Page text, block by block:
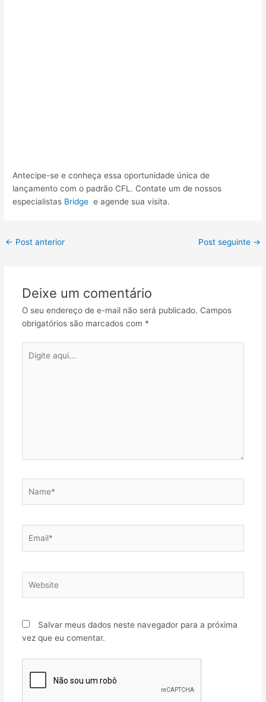
Antecipe-se e conheça essa oportunidade única de
lançamento com o padrão CFL. Contate um de nossos
especialistas Bridge e agende sua visita.
Post
← Post anterior Post seguinte →
Deixe um comentário
O seu endereço de e-mail não será publicado. Campos
obrigatórios são marcados com *
aqui...
Salvar meus dados neste navegador para a próxima
vez que eu comentar.